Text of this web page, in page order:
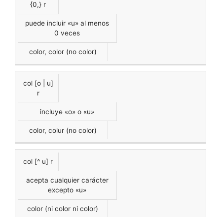
{0,} r
puede incluir «u» al menos
0 veces
color, color (no color)
col [o | u]
r
incluye «o» o «u»
color, colur (no color)
col [^ u] r
acepta cualquier carácter
excepto «u»
color (ni color ni color)